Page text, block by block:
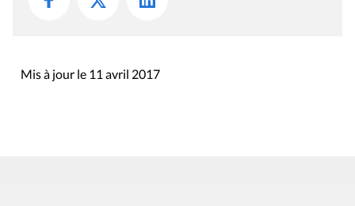
Mis à jour le 11 avril 2017